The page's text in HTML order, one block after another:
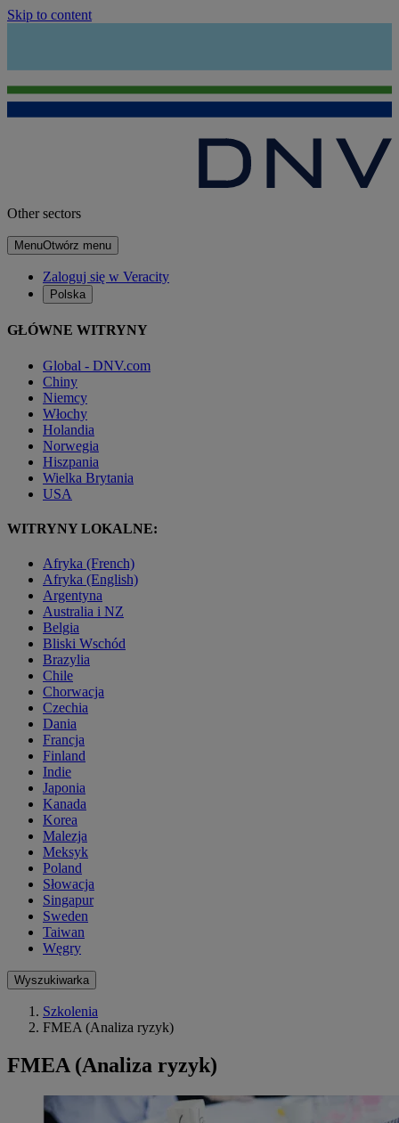
Skip to content
Other sectors
MenuOtwórz menu
Zaloguj się w Veracity
Polska
GŁÓWNE WITRYNY
Global - DNV.com
Chiny
Niemcy
Włochy
Holandia
Norwegia
Hiszpania
Wielka Brytania
USA
WITRYNY LOKALNE:
Afryka (French)
Afryka (English)
Argentyna
Australia i NZ
Belgia
Bliski Wschód
Brazylia
Chile
Chorwacja
Czechia
Dania
Francja
Finland
Indie
Japonia
Kanada
Korea
Malezja
Meksyk
Poland
Słowacja
Singapur
Sweden
Taiwan
Węgry
Wyszukiwarka
Szkolenia
FMEA (Analiza ryzyk)
FMEA (Analiza ryzyk)